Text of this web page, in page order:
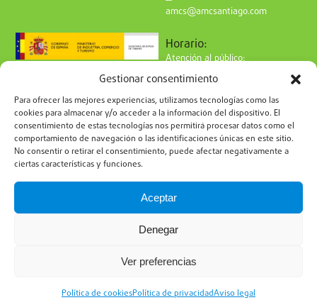
Gestionar consentimiento
Para ofrecer las mejores experiencias, utilizamos tecnologías como las
cookies para almacenar y/o acceder a la información del dispositivo. El
consentimiento de estas tecnologías nos permitirá procesar datos como el
comportamiento de navegación o las identificaciones únicas en este sitio.
No consentir o retirar el consentimiento, puede afectar negativamente a
ciertas características y funciones.
Aceptar
Denegar
Ver preferencias
Política de cookiesPolítica de privacidadAviso legal
amcs@amcsantiago.com
Horario:
Atención al público:
de Lunes a Viernes
de 9 a 15h
Síguenos en redes:
Suscríbete a nuestro boletín
Política de Privacidad Política de Cookies Aviso Legal